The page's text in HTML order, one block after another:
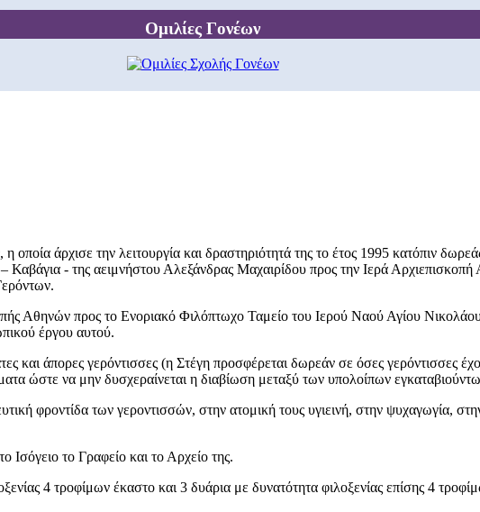
Ομιλίες Γονέων
οποία άρχισε την λειτουργία και δραστηριότητά της το έτος 1995 κατόπιν
- της αειμνήστου Αλεξάνδρας Μαχαιρίδου προς την Ιερά
Αθηνών προς το Ενοριακό Φιλόπτωχο Ταμείο του Ιερού Ναού Αγίου Νικολάου
έργου αυτού.
και άπορες γερόντισσες (η Στέγη προσφέρεται δωρεάν σε όσες γερόντισσες
ώστε να μην δυσχεραίνεται η διαβίωση μεταξύ των υπολοίπων
φροντίδα των γεροντισσών, στην ατομική τους υγιεινή, στην ψυχαγωγία,
το Γραφείο και το Αρχείο της.
4 τροφίμων έκαστο και 3 δυάρια με δυνατότητα φιλοξενίας επίσης 4